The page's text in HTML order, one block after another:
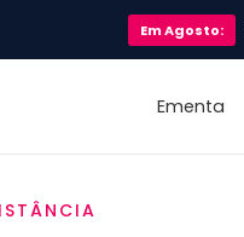
EmAgosto:
Ementa